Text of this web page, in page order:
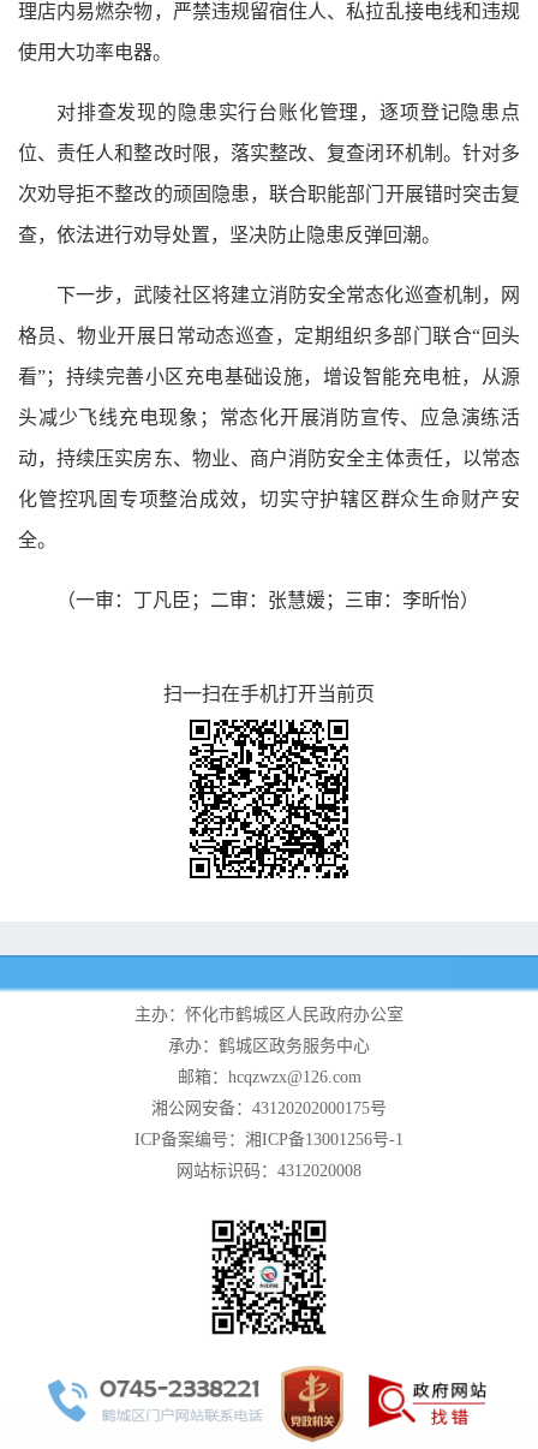
理店内易燃杂物，严禁违规留宿住人、私拉乱接电线和违规
使用大功率电器。
对排查发现的隐患实行台账化管理，逐项登记隐患点
位、责任人和整改时限，落实整改、复查闭环机制。针对多
次劝导拒不整改的顽固隐患，联合职能部门开展错时突击复
查，依法进行劝导处置，坚决防止隐患反弹回潮。
下一步，武陵社区将建立消防安全常态化巡查机制，网
格员、物业开展日常动态巡查，定期组织多部门联合“回头
看”；持续完善小区充电基础设施，增设智能充电桩，从源
头减少飞线充电现象；常态化开展消防宣传、应急演练活
动，持续压实房东、物业、商户消防安全主体责任，以常态
化管控巩固专项整治成效，切实守护辖区群众生命财产安
全。
（一审：丁凡臣；二审：张慧媛；三审：李昕怡）
扫一扫在手机打开当前页
主办：怀化市鹤城区人民政府办公室
承办：鹤城区政务服务中心
邮箱：hcqzwzx@126.com
湘公网安备：43120202000175号
ICP备案编号：湘ICP备13001256号-1
网站标识码：4312020008